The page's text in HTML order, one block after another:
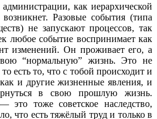
как иерархической
Разовые события (типа
не запускают процессов, так
любое событие воспринимает как
изменений. Он проживает его, а
“нормальную” жизнь. Это не
есть то, что с тобой происходит и
и другие жизненные явления, и
в свою прошлую жизнь.
тоже советское наследство,
что есть тяжёлый труд и только в